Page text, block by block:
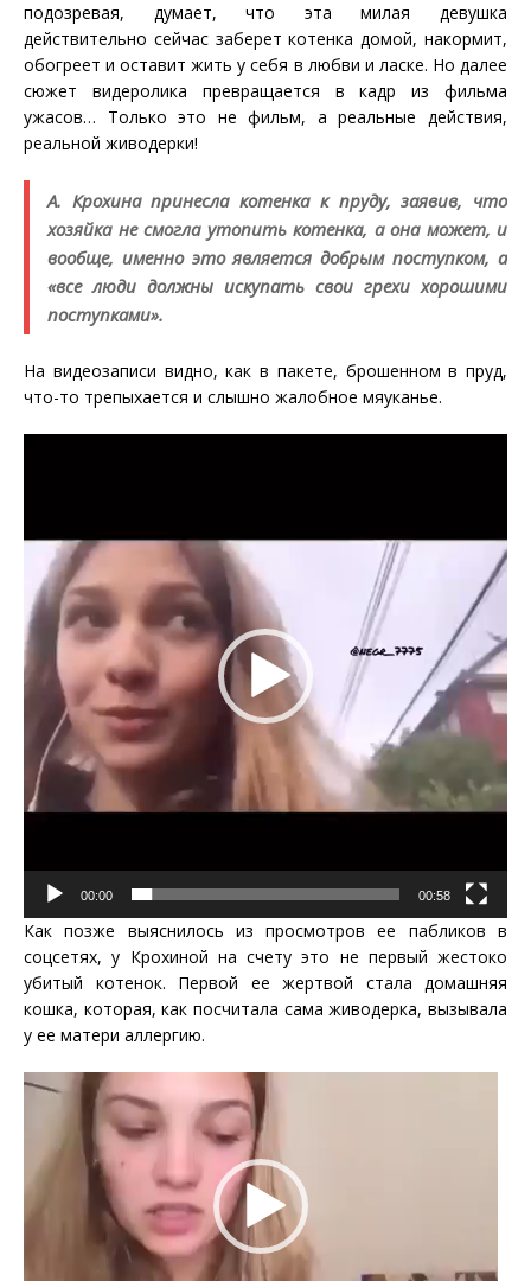
подозревая, думает, что эта милая девушка
действительно сейчас заберет котенка домой, накормит,
обогреет и оставит жить у себя в любви и ласке. Но далее
сюжет видеролика превращается в кадр из фильма
ужасов… Только это не фильм, а реальные действия,
реальной живодерки!
А. Крохина принесла котенка к пруду, заявив, что
хозяйка не смогла утопить котенка, а она может, и
вообще, именно это является добрым поступком, а
«все люди должны искупать свои грехи хорошими
поступками».
На видеозаписи видно, как в пакете, брошенном в пруд,
что-то трепыхается и слышно жалобное мяуканье.
00:00 00:58
Как позже выяснилось из просмотров ее пабликов в
соцсетях, у Крохиной на счету это не первый жестоко
убитый котенок. Первой ее жертвой стала домашняя
кошка, которая, как посчитала сама живодерка, вызывала
у ее матери аллергию.
Видеоплеер